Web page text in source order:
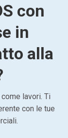
con
in
alla
lavori. Ti
con le tue